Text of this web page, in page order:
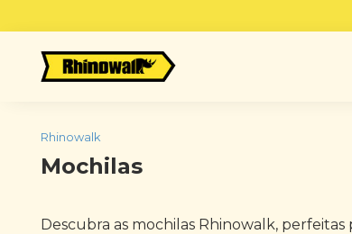
to
content
Rhinowalk
Mochilas
Descubra as mochilas Rhinowalk,